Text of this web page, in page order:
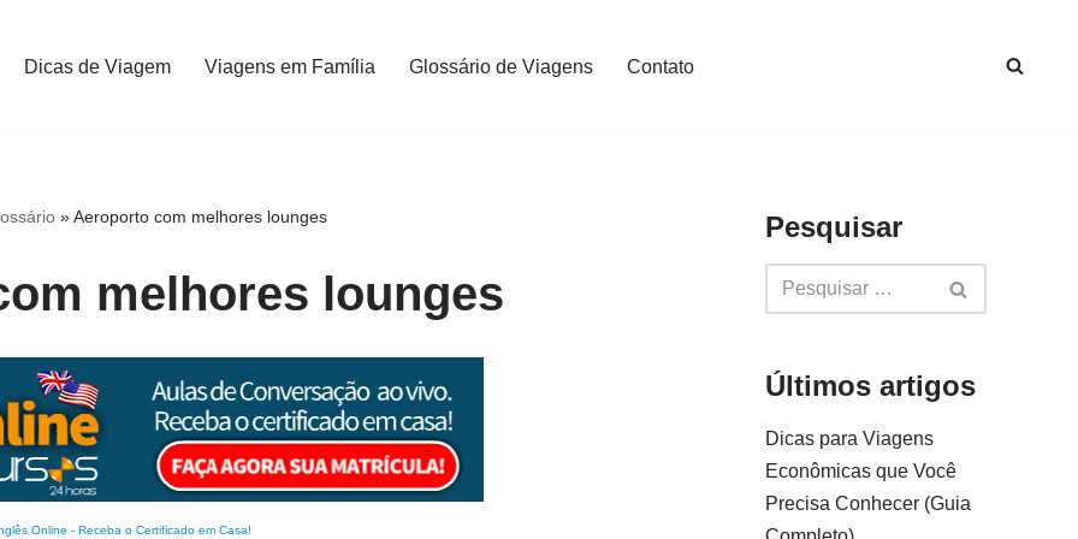
Dicas de Viagem Viagens em Família Glossário de Viagens Contato
»Aeroporto com melhores lounges
melhores lounges
Online - Receba o Certificado em Casa!
Pesquisar
Últimos artigos
Dicas para Viagens
Econômicas que Você
Precisa Conhecer (Guia